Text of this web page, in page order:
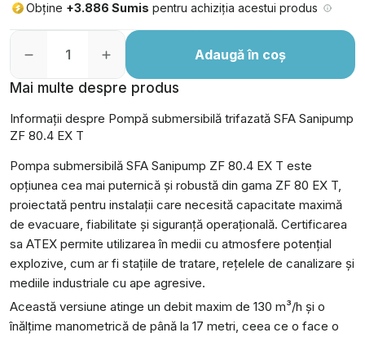
Obține +3.886 Sumis pentru achiziția acestui produs
Adaugă în coș
Mai multe despre produs
Informații despre Pompă submersibilă trifazată SFA Sanipump
ZF 80.4 EX T
Pompa submersibilă SFA Sanipump ZF 80.4 EX T este
opțiunea cea mai puternică și robustă din gama ZF 80 EX T,
proiectată pentru instalații care necesită capacitate maximă
de evacuare, fiabilitate și siguranță operațională. Certificarea
sa ATEX permite utilizarea în medii cu atmosfere potențial
explozive, cum ar fi stațiile de tratare, rețelele de canalizare și
mediile industriale cu ape agresive.
Această versiune atinge un debit maxim de 130 m³/h și o
înălțime manometrică de până la 17 metri, ceea ce o face o